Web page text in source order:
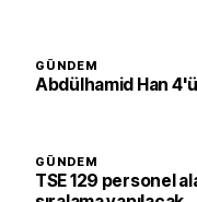
GÜNDEM
Abdülhamid Han
GÜNDEM
TSE 129 personel